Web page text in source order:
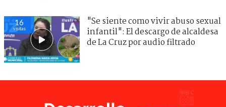
16
visitas
"Se siente como vivir abuso sexual
infantil": El descargo de alcaldesa
de La Cruz por audio filtrado